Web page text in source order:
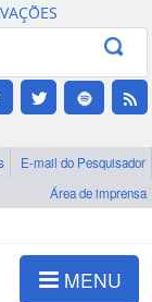
Canais
E-mail do Pesquisador
Área de imprensa
MENU